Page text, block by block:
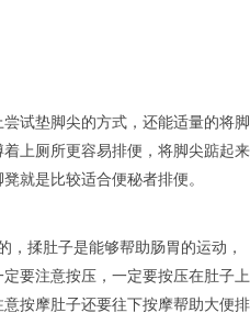
试垫脚尖的方式，还能适量的将脚
上厕所更容易排便，将脚尖踮起来
就是比较适合便秘者排便。
，揉肚子是能够帮助肠胃的运动，
要注意按压，一定要按压在肚子上
按摩肚子还要往下按摩帮助大便排